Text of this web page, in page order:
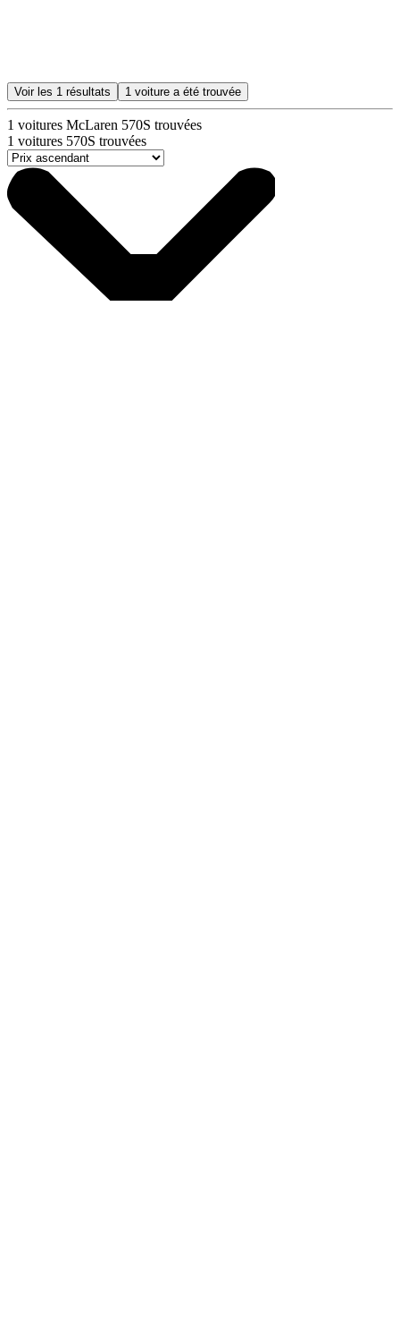
Voir les 1 résultats 1 voiture a été trouvée
1 voitures McLaren 570S trouvées
1 voitures 570S trouvées